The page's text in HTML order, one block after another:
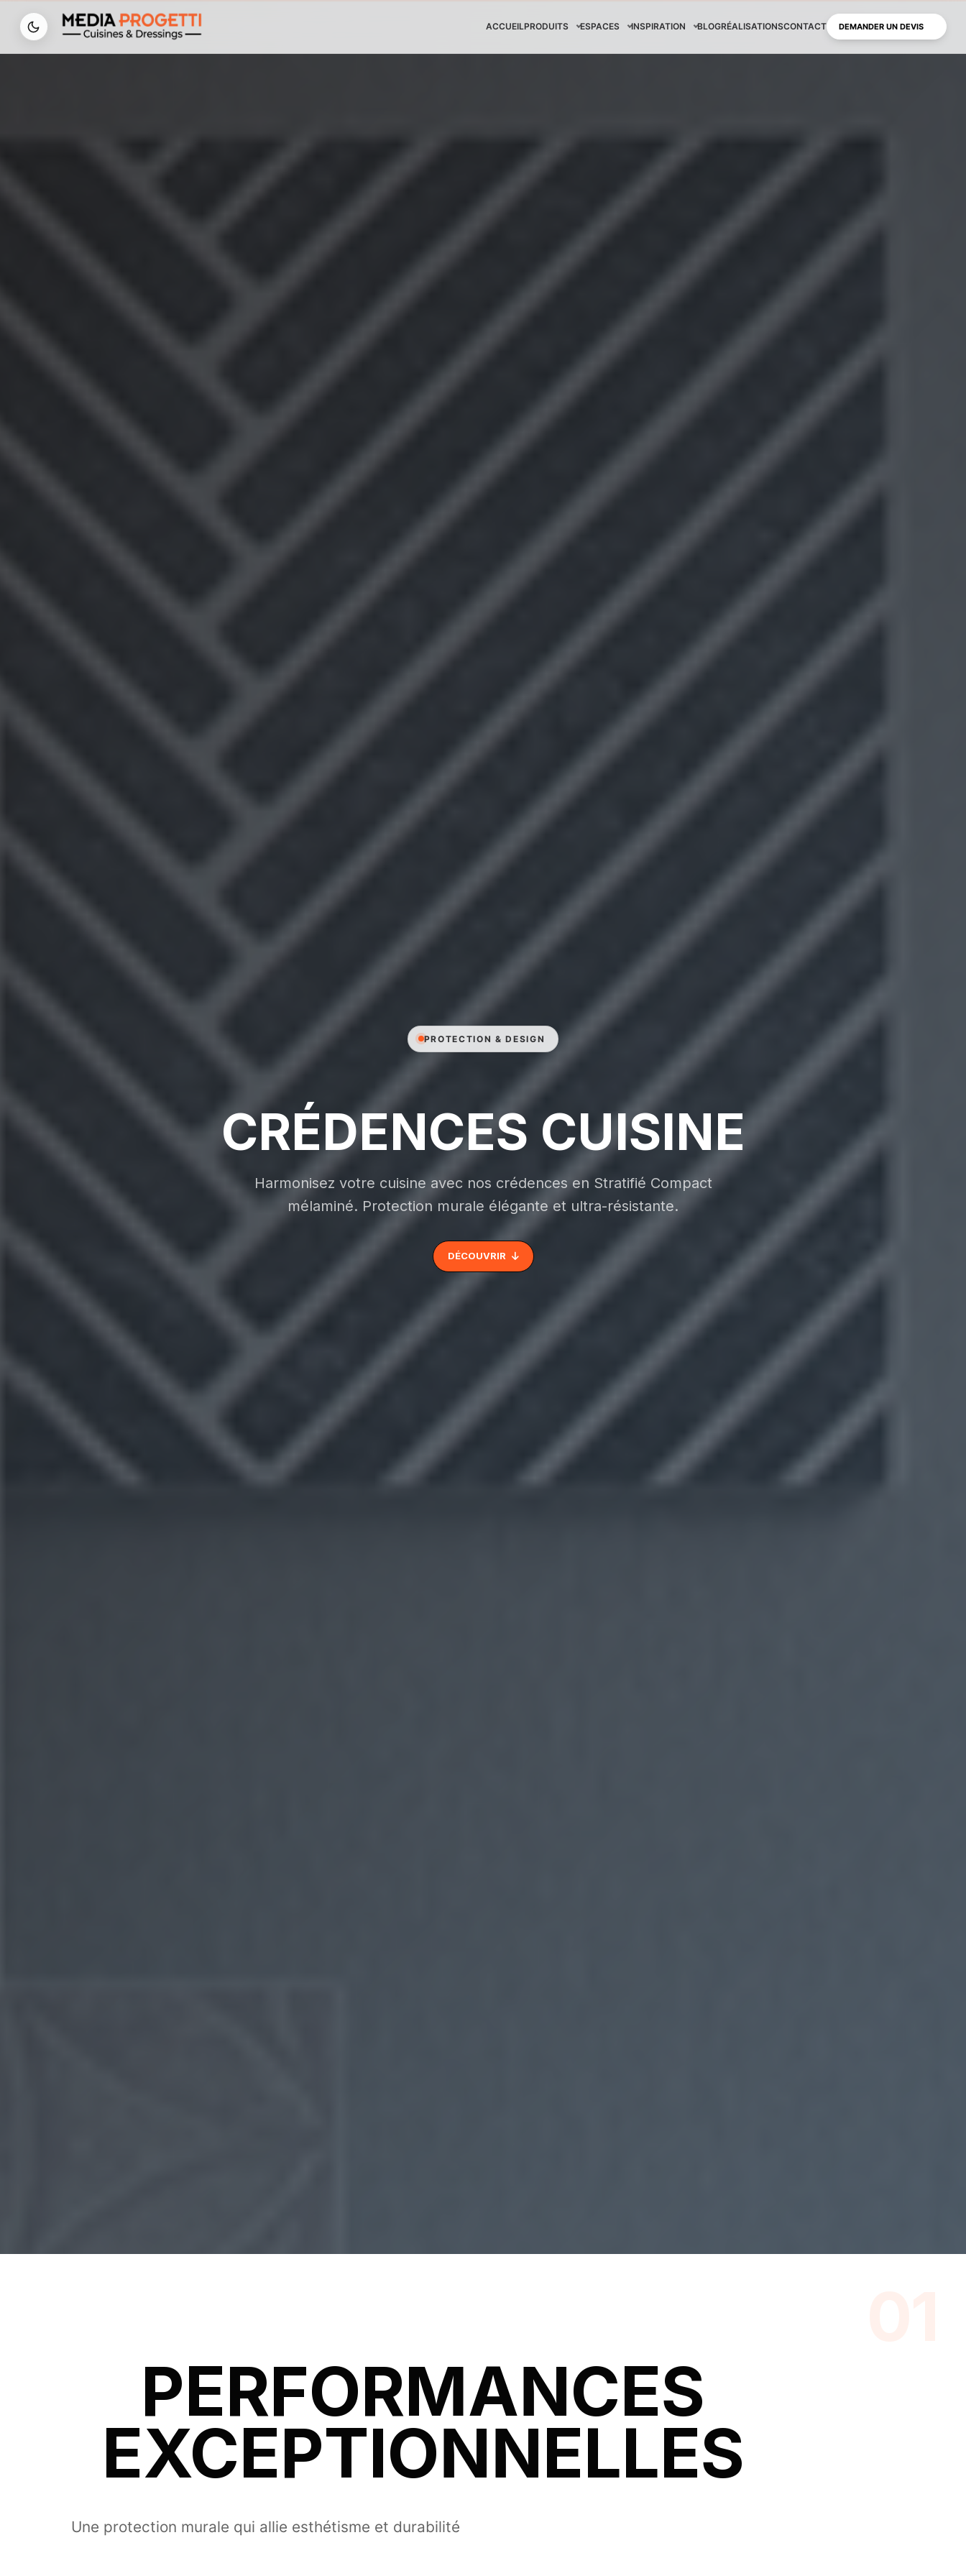
ACCUEILPRODUITS ESPACES INSPIRATION BLOGRÉALISATIONSCONTACT DEMANDER UN DEVIS
PROTECTION & DESIGN
CRÉDENCES CUISINE
Harmonisez votre cuisine avec nos crédences en Stratifié Compact
mélaminé. Protection murale élégante et ultra-résistante.
DÉCOUVRIR
PERFORMANCES
EXCEPTIONNELLES
Une protection murale qui allie esthétisme et durabilité